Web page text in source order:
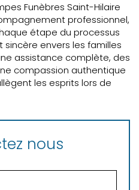
Funèbres Saint-Hilaire
professionnel,
étape du processus
envers les familles
assistance complète, des
compassion authentique
les esprits lors de
nous